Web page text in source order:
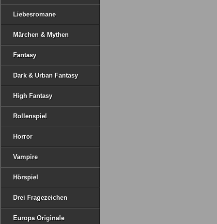
Liebesromane
Märchen & Mythen
Fantasy
Dark & Urban Fantasy
High Fantasy
Rollenspiel
Horror
Vampire
Hörspiel
Drei Fragezeichen
Europa Originale